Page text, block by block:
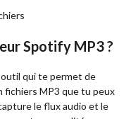
Spotify MP3 ?
qui te permet de
fichiers MP3 que tu peux
le flux audio et le